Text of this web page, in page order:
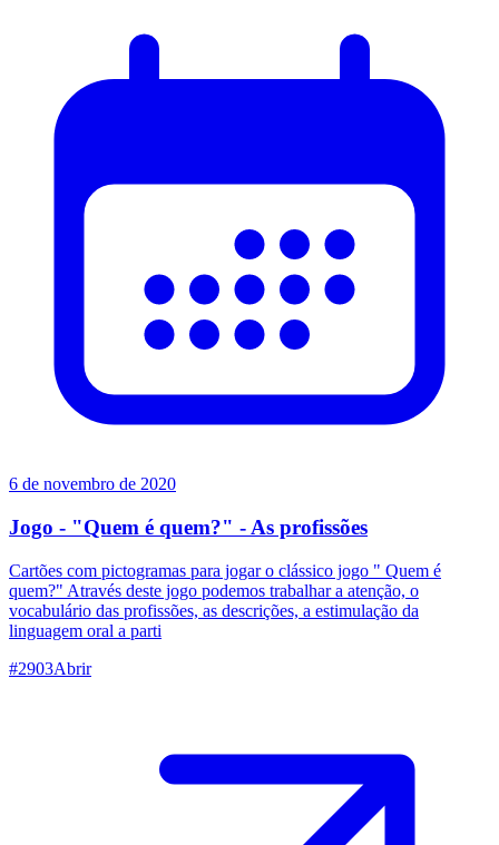
6 de novembro de 2020
Jogo - "Quem é quem?" - As profissões
Cartões com pictogramas para jogar o clássico jogo " Quem é
quem?" Através deste jogo podemos trabalhar a atenção, o
vocabulário das profissões, as descrições, a estimulação da
linguagem oral a parti
#2903Abrir